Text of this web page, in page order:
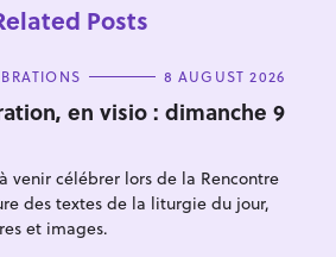
Posts
8 AUGUST 2026
en visio : dimanche 9
venir célébrer lors de la Rencontre
des textes de la liturgie du jour,
et images.